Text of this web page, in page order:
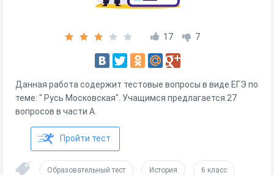
17 7
Данная работа содержит тестовые вопросы в виде ЕГЭ по
теме: " Русь Московская". Учащимся предлагается 27
вопросов в части А.
Пройти тест
Образовательный тест История 6 класс